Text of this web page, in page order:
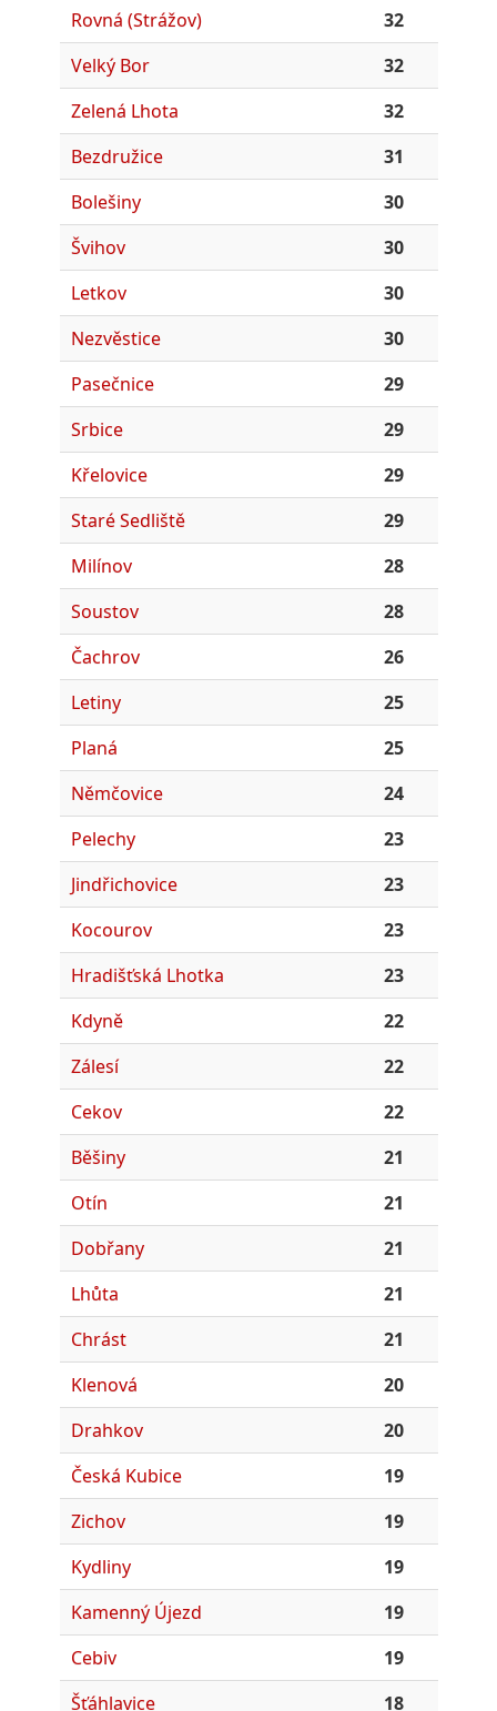
Rovná (Strážov)
32
Velký Bor
32
Zelená Lhota
32
Bezdružice
31
Bolešiny
30
Švihov
30
Letkov
30
Nezvěstice
30
Pasečnice
29
Srbice
29
Křelovice
29
Staré Sedliště
29
Milínov
28
Soustov
28
Čachrov
26
Letiny
25
Planá
25
Němčovice
24
Pelechy
23
Jindřichovice
23
Kocourov
23
Hradišťská Lhotka
23
Kdyně
22
Zálesí
22
Cekov
22
Běšiny
21
Otín
21
Dobřany
21
Lhůta
21
Chrást
21
Klenová
20
Drahkov
20
Česká Kubice
19
Zichov
19
Kydliny
19
Kamenný Újezd
19
Cebiv
19
Šťáhlavice
18